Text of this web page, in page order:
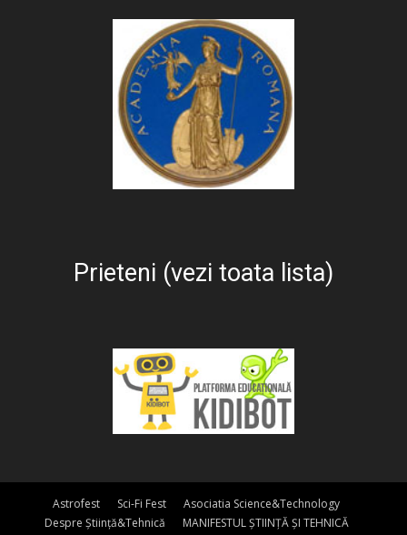
Prieteni (vezi toata lista)
Astrofest Sci-Fi Fest
Asociatia Science&Technology
Despre Știință&Tehnică
MANIFESTUL ȘTIINȚĂ ȘI TEHNICĂ